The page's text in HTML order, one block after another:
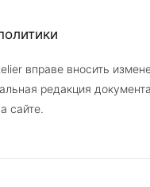
вправе вносить
редакция
сайте.